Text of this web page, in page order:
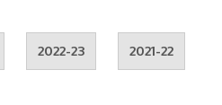
2022-23 2021-22